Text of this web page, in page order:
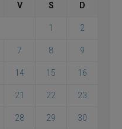
V S D
1 2
7 8 9
14 15 16
21 22 23
28 29 30